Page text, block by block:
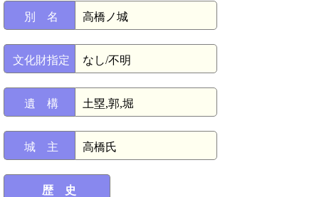
別 名 高橋ノ城
文化財指定 なし/不明
遺 構 土塁,郭,堀
城 主 高橋氏
歴 史